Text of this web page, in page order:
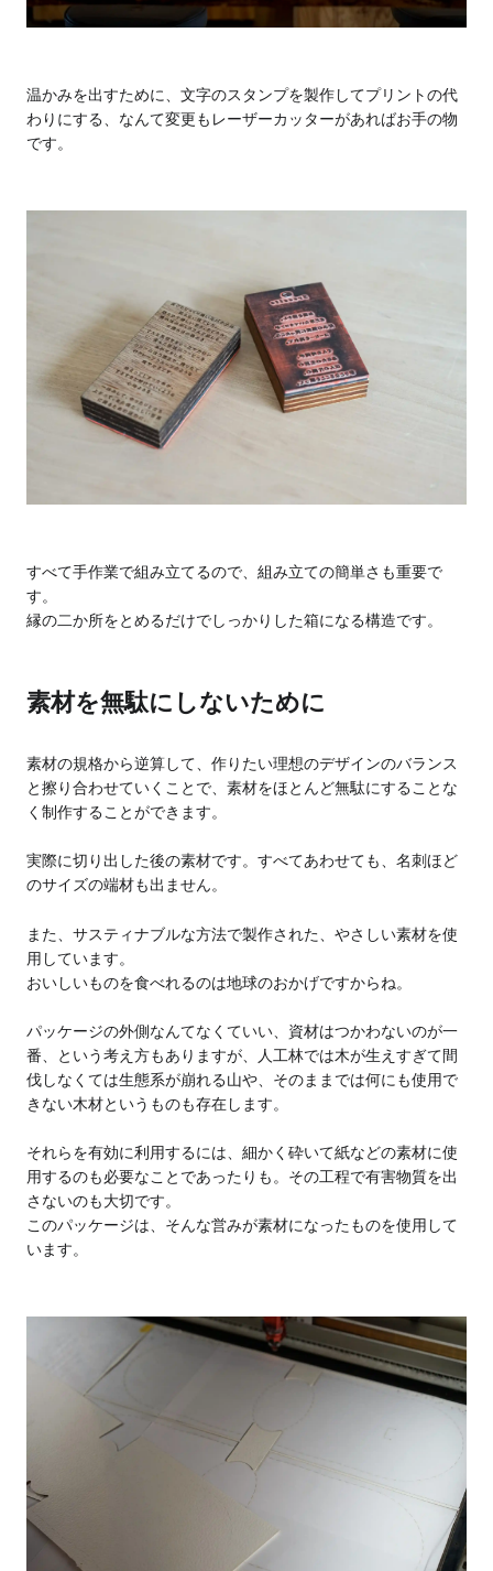
温かみを出すために、文字のスタンプを製作してプリントの代
わりにする、なんて変更もレーザーカッターがあればお手の物
です。
すべて手作業で組み立てるので、組み立ての簡単さも重要で
す。
縁の二か所をとめるだけでしっかりした箱になる構造です。
素材を無駄にしないために
素材の規格から逆算して、作りたい理想のデザインのバランス
と擦り合わせていくことで、素材をほとんど無駄にすることな
く制作することができます。
実際に切り出した後の素材です。すべてあわせても、名刺ほど
のサイズの端材も出ません。
また、サスティナブルな方法で製作された、やさしい素材を使
用しています。
おいしいものを食べれるのは地球のおかげですからね。
パッケージの外側なんてなくていい、資材はつかわないのが一
番、という考え方もありますが、人工林では木が生えすぎて間
伐しなくては生態系が崩れる山や、そのままでは何にも使用で
きない木材というものも存在します。
それらを有効に利用するには、細かく砕いて紙などの素材に使
用するのも必要なことであったりも。その工程で有害物質を出
さないのも大切です。
このパッケージは、そんな営みが素材になったものを使用して
います。